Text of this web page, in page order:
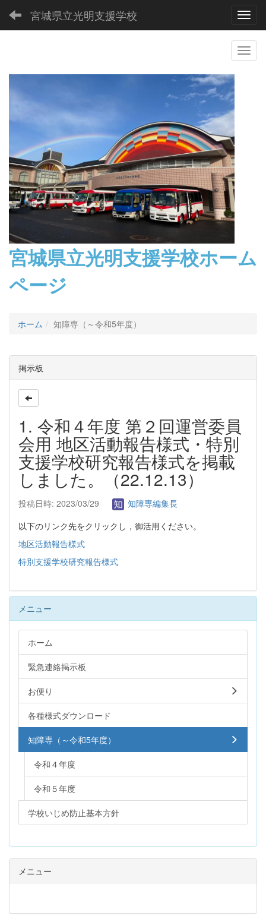
宮城県立光明支援学校
宮城県立光明支援学校ホーム
ページ
ホーム 知障専（～令和5年度）
掲示板
1. 令和４年度 第２回運営委員
会用 地区活動報告様式・特別
支援学校研究報告様式を掲載
しました。（22.12.13）
投稿日時: 2023/03/29
知障専編集長
以下のリンク先をクリックし，御活用ください。
地区活動報告様式
特別支援学校研究報告様式
メニュー
ホーム
緊急連絡掲示板
お便り
各種様式ダウンロード
知障専（～令和5年度）
令和４年度
令和５年度
学校いじめ防止基本方針
メニュー